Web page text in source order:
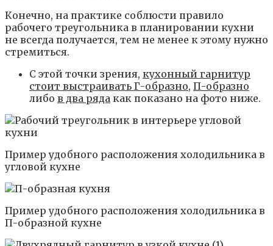
Конечно, на практике соблюсти правило
рабочего треугольника в планировании кухни
не всегда получается, тем не менее к этому нужно
стремиться.
С этой точки зрения, кухонный гарнитур
стоит выстраивать Г-образно, П-образно
либо в два ряда как показано на фото ниже.
Пример удобного расположения холодильника в
угловой кухне
Пример удобного расположения холодильника в
П-образной кухне